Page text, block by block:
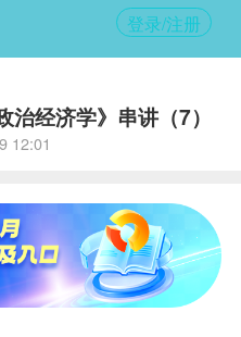
登录/注册
经济学》串讲（7）
12:01